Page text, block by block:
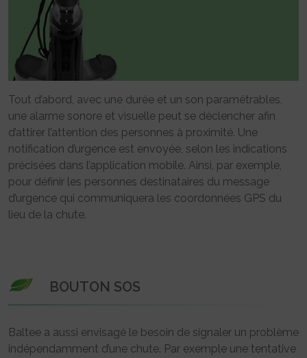
Tout d’abord, avec une durée et un son paramétrables,
une alarme sonore et visuelle peut se déclencher afin
d’attirer l’attention des personnes à proximité. Une
notification d’urgence est envoyée, selon les indications
précisées dans l’application mobile. Ainsi, par exemple,
pour définir les personnes destinataires du message
d’urgence qui communiquera les coordonnées GPS du
lieu de la chute.
BOUTON SOS
Baltee a aussi envisagé le besoin de signaler un problème
indépendamment d’une chute. Par exemple une tentative